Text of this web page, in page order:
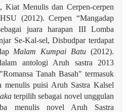
Kiat Menulis dan Cerpen-cerpen
(2012). Cerpen “Mangadap
juara harapan III Lomba
Se-Kal-sel, Disbudpar terdapat
Malam Kumpai Batu (2012).
antologi Aruh sastra 2013
Tanah Basah" termasuk
menulis puisi Aruh Sastra Kalsel
terpilih sebagai novel unggulan
menulis novel Aruh Sastra